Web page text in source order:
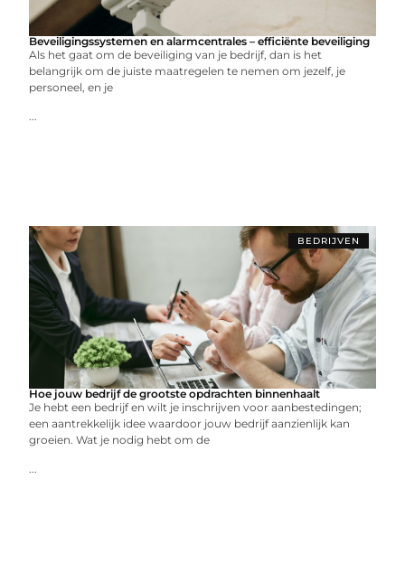
Beveiligingssystemen en alarmcentrales – efficiënte beveiliging
Als het gaat om de beveiliging van je bedrijf, dan is het
belangrijk om de juiste maatregelen te nemen om jezelf, je
personeel, en je
...
BEDRIJVEN
Hoe jouw bedrijf de grootste opdrachten binnenhaalt
Je hebt een bedrijf en wilt je inschrijven voor aanbestedingen;
een aantrekkelijk idee waardoor jouw bedrijf aanzienlijk kan
groeien. Wat je nodig hebt om de
...